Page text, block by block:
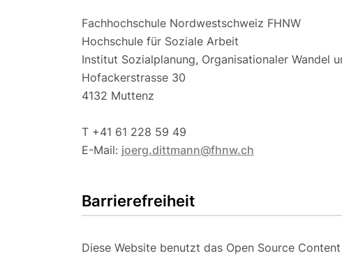
Fachhochschule Nordwestschweiz FHNW
Hochschule für Soziale Arbeit
Institut Sozialplanung, Organisationaler Wandel
Hofackerstrasse 30
4132 Muttenz
T +41 61 228 59 49
E-Mail: joerg.dittmann@fhnw.ch
Barrierefreiheit
Diese Website benutzt das Open Source